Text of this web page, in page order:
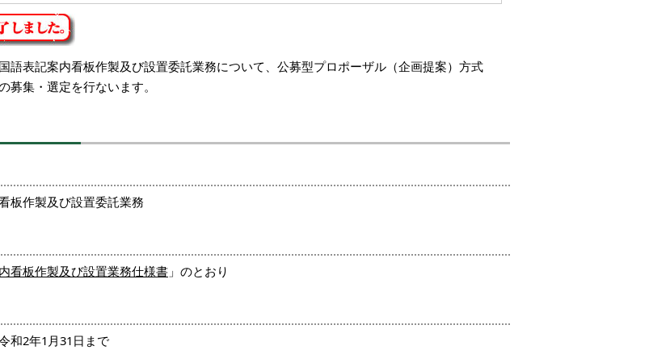
語表記案内看板作製及び設置委託業務について、公募型プロポーザル（企画提案）方式
募集・選定を行ないます。
板作製及び設置委託業務
看板作製及び設置業務仕様書 」のとおり
和2年1月31日まで